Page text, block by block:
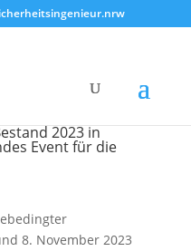
2023 in
Event für die
8. November 2023